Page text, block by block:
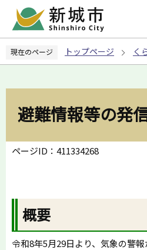
ペ
の
現在のページ トップページ く
避難情報等の発
ページID：411334268
概要
令和8年5月29日より、気象の警報